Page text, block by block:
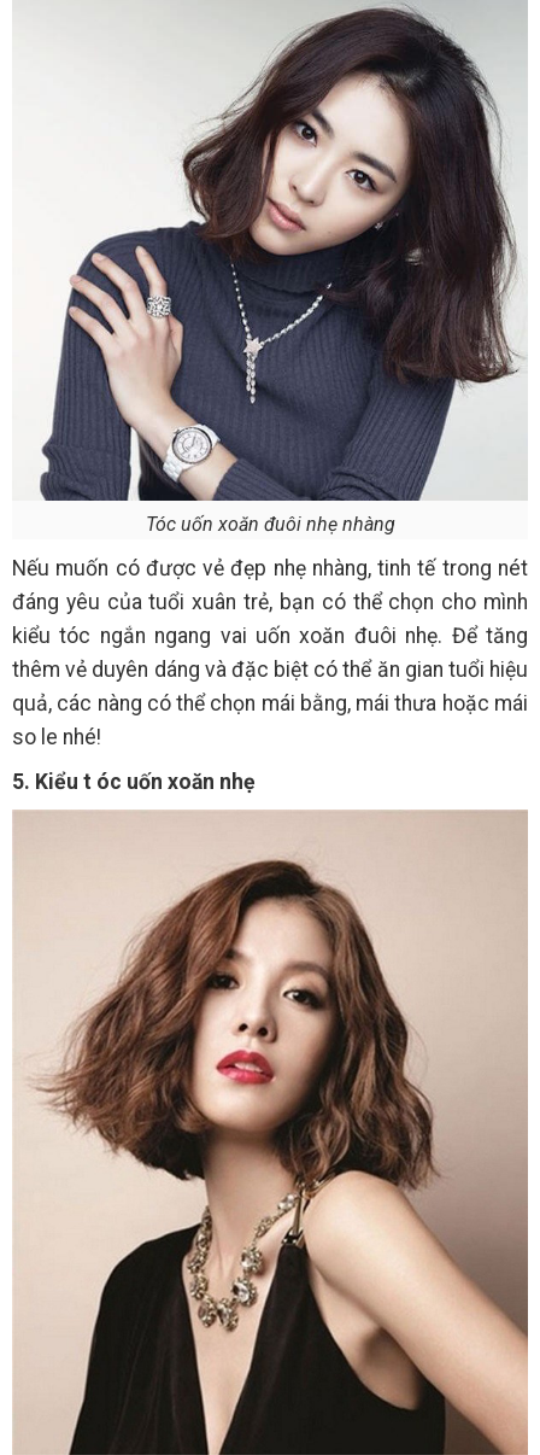
Tóc uốn xoăn đuôi nhẹ nhàng
Nếu muốn có được vẻ đẹp nhẹ nhàng, tinh tế trong nét
đáng yêu của tuổi xuân trẻ, bạn có thể chọn cho mình
kiểu tóc ngắn ngang vai uốn xoăn đuôi nhẹ. Để tăng
thêm vẻ duyên dáng và đặc biệt có thể ăn gian tuổi hiệu
quả, các nàng có thể chọn mái bằng, mái thưa hoặc mái
so le nhé!
5. Kiểu t óc uốn xoăn nhẹ